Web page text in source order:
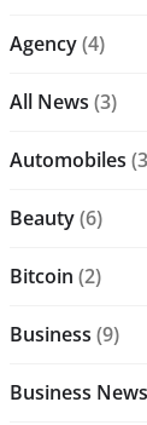
Agency(4)
All News (3)
Automobiles
Beauty(6)
Bitcoin (2)
Business (9)
Business News